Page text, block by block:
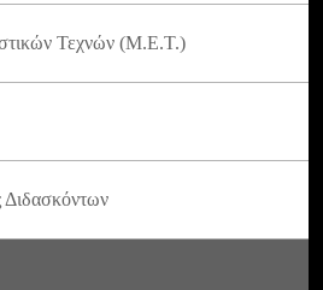
Τεχνών (Μ.Ε.Τ.)
Διδασκόντων